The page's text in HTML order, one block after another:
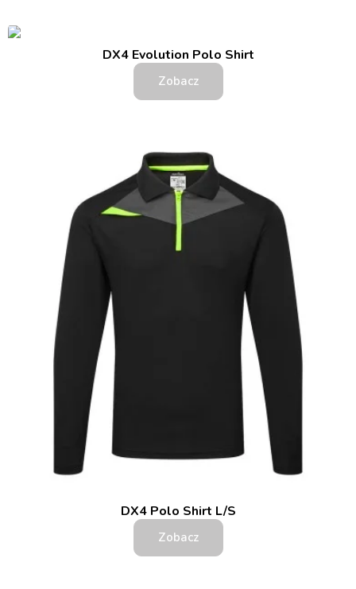
DX4 Evolution Polo Shirt
Zobacz
DX4 Polo Shirt L/S
Zobacz